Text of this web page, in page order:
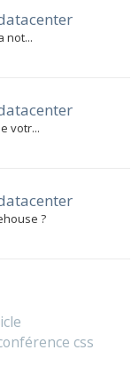
not...
votr...
?
css